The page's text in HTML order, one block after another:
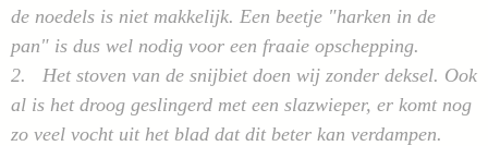
de noedels is niet makkelijk. Een beetje "harken in de
pan" is dus wel nodig voor een fraaie opschepping.
2. Het stoven van de snijbiet doen wij zonder deksel. Ook
al is het droog geslingerd met een slazwieper, er komt nog
zo veel vocht uit het blad dat dit beter kan verdampen.